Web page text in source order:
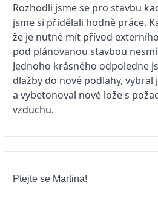
Rozhodli jsme se pro stavbu
jsme si přidělali hodně práce.
že je nutné mít přívod
pod plánovanou stavbou
Jednoho krásného odpoledne
dlažby do nové podlahy,
a vybetonoval nové lože s
vzduchu.
Ptejte se Martina!